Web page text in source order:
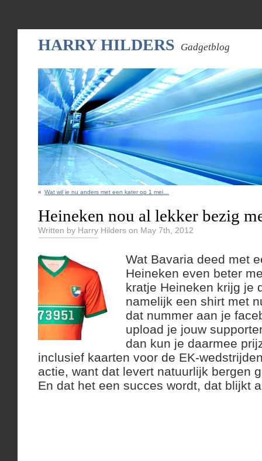
HARRY HILDERS Gadgetblog
« Wat wil je nu anders met een kater op 1 mei…
Heineken nou al lekker bezig
Written by Harry Hilders on May 7th, 2012
Wat Bavaria deed met
Heineken even beter
kratje Heineken krijg je
namelijk een shirt met
dat nummer aan je
upload je jouw
dan kun je daarmee
inclusief kaarten voor de EK-
actie, want dat levert natuurlijk bergen
En dat het een succes wordt, dat blijkt